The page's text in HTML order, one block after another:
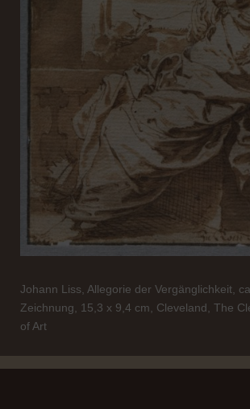
Johann Liss, Allegorie der Vergänglichkeit,
Zeichnung, 15,3 x 9,4 cm, Cleveland, The
of Art